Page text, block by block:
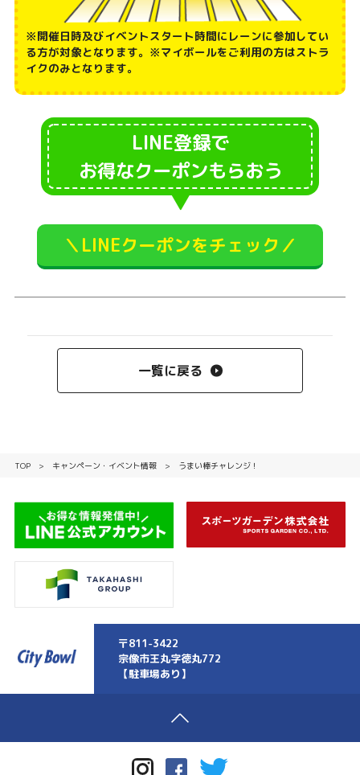
※開催日時及びイベントスタート時間にレーンに参加してい
る方が対象となります。※マイボールをご利用の方はストラ
イクのみとなります。
LINE登録で
お得なクーポンもらおう
▼
＼LINEクーポンをチェック／
一覧に戻る
TOP キャンペーン・イベント情報 うまい棒チャレンジ！
〒811-3422
宗像市王丸字徳丸772
【駐車場あり】